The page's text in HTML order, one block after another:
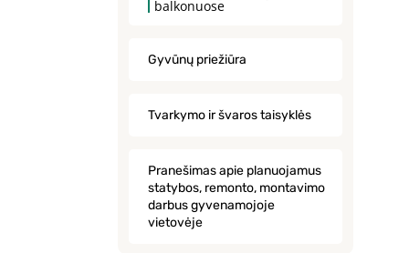
balkonuose
Gyvūnų priežiūra
Tvarkymo ir švaros taisyklės
Pranešimas apie planuojamus
statybos, remonto, montavimo
darbus gyvenamojoje
vietovėje